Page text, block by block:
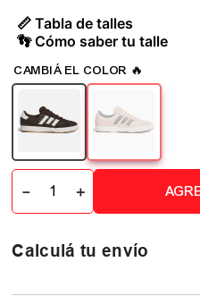
📏 Tabla de talles
👣 Cómo saber tu talle
＋
－
Calculá tu envío